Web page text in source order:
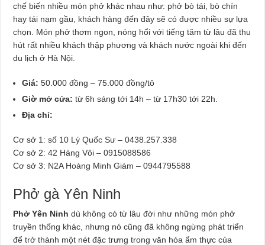
chế biến nhiều món phở khác nhau như: phở bò tái, bò chín
hay tái nạm gầu, khách hàng đến đây sẽ có được nhiều sự lựa
chọn. Món phở thơm ngon, nóng hổi với tiếng tăm từ lâu đã thu
hút rất nhiều khách thập phương và khách nước ngoài khi đến
du lịch ở Hà Nội.
Giá:50.000 đồng – 75.000 đồng/tô
Giờ mở cửa:từ 6h sáng tới 14h – từ 17h30 tới 22h.
Địa chỉ:
Cơ sở 1: số 10 Lý Quốc Sư – 0438.257.338
Cơ sở 2: 42 Hàng Vôi – 0915088586
Cơ sở 3: N2A Hoàng Minh Giám – 0944795588
Phở gà Yên Ninh
Phở Yên Ninh dù không có từ lâu đời như những món phở
truyền thống khác, nhưng nó cũng đã không ngừng phát triển
để trở thành một nét đặc trưng trong văn hóa ẩm thực của